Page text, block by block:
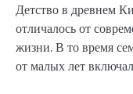
Детство в древнем
отличалось от
жизни. В то время
от малых лет